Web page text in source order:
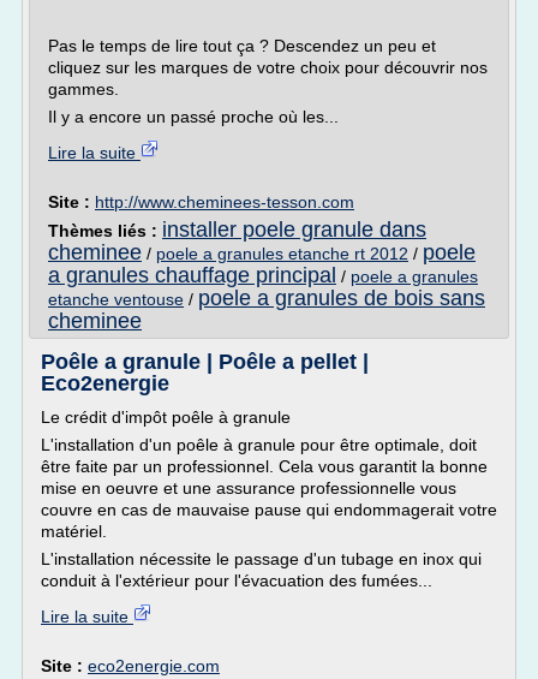
Pas le temps de lire tout ça ? Descendez un peu et
cliquez sur les marques de votre choix pour découvrir nos
gammes.
Il y a encore un passé proche où les...
Lire la suite
Site : http://www.cheminees-tesson.com
Thèmes liés : installer poele granule dans
cheminee / poele a granules etanche rt 2012 / poele
a granules chauffage principal / poele a granules
etanche ventouse / poele a granules de bois sans
cheminee
Poêle a granule | Poêle a pellet |
Eco2energie
Le crédit d'impôt poêle à granule
L'installation d'un poêle à granule pour être optimale, doit
être faite par un professionnel. Cela vous garantit la bonne
mise en oeuvre et une assurance professionnelle vous
couvre en cas de mauvaise pause qui endommagerait votre
matériel.
L'installation nécessite le passage d'un tubage en inox qui
conduit à l'extérieur pour l'évacuation des fumées...
Lire la suite
Site : eco2energie.com